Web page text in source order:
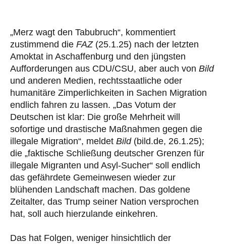
„Merz wagt den Tabubruch“, kommentiert
zustimmend die FAZ(25.1.25) nach der letzten
Amoktat in Aschaffenburg und den jüngsten
Aufforderungen aus CDU/CSU, aber auch von Bild
und anderen Medien, rechtsstaatliche oder
humanitäre Zimperlichkeiten in Sachen Migration
endlich fahren zu lassen. „Das Votum der
Deutschen ist klar: Die große Mehrheit will
sofortige und drastische Maßnahmen gegen die
illegale Migration“, meldet Bild(bild.de, 26.1.25);
die „faktische Schließung deutscher Grenzen für
illegale Migranten und Asyl-Sucher“ soll endlich
das gefährdete Gemeinwesen wieder zur
blühenden Landschaft machen. Das goldene
Zeitalter, das Trump seiner Nation versprochen
hat, soll auch hierzulande einkehren.
Das hat Folgen, weniger hinsichtlich der